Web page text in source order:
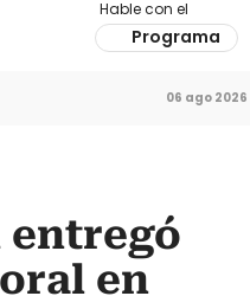
Hable con el
Programa
06 ago 2026
entregó
en